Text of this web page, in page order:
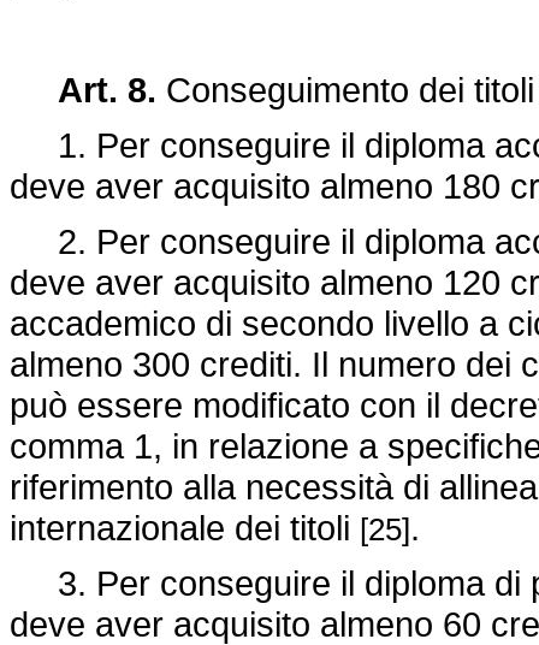
Art. 8. Conseguimento dei
1. Per conseguire il diploma
deve aver acquisito almeno 180
2. Per conseguire il diploma
deve aver acquisito almeno 120
accademico di secondo livello a
almeno 300 crediti. Il numero dei
può essere modificato con il
comma 1, in relazione a
riferimento alla necessità di
internazionale dei titoli [25].
3. Per conseguire il diploma di
deve aver acquisito almeno 60